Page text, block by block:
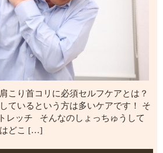
こり首コリに必須セルフケアとは？
ているという方は多いケアです！ そ
レッチ そんなのしょっちゅうして
はどこ […]